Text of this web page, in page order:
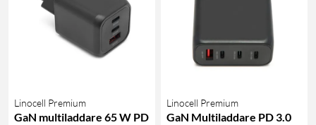
Linocell Premium
GaN multiladdare 65 W PD
Linocell Premium
GaN Multiladdare PD 3.0